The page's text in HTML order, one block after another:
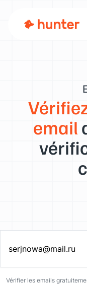
email
Entrez une adresse email…
Vérifier les emails